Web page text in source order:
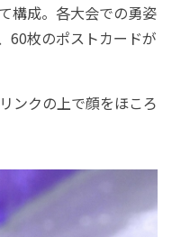
構成。各大会での勇姿
60枚のポストカードが
ンクの上で顔をほころ